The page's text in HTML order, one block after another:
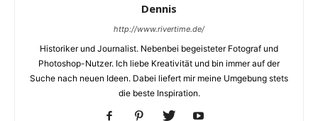
Dennis
http://www.rivertime.de/
Historiker und Journalist. Nebenbei begeisteter Fotograf und
Photoshop-Nutzer. Ich liebe Kreativität und bin immer auf der
Suche nach neuen Ideen. Dabei liefert mir meine Umgebung stets
die beste Inspiration.